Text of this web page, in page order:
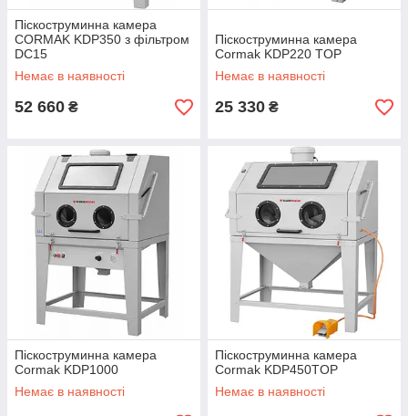
Піскоструминна камера
CORMAK KDP350 з фільтром
DC15
Немає в наявності
52 660 ₴
Піскоструминна камера
Cormak KDP220 TOP
Немає в наявності
25 330 ₴
Піскоструминна камера
Cormak KDP1000
Немає в наявності
Піскоструминна камера
Cormak KDP450TOP
Немає в наявності